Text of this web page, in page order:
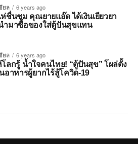
ยล 6 years ago
ชื่นชม คุณยายแอ๊ด ได้เงินเยียวยา
ำมาซื้อของใส่ตู้ปันสุขแทน
ยล 6 years ago
ลกรู้ น้ำใจคนไทย! “ตู้ปันสุข” โผล่ตั้ง
อาหารผู้ยากไร้สู้โควิด-19